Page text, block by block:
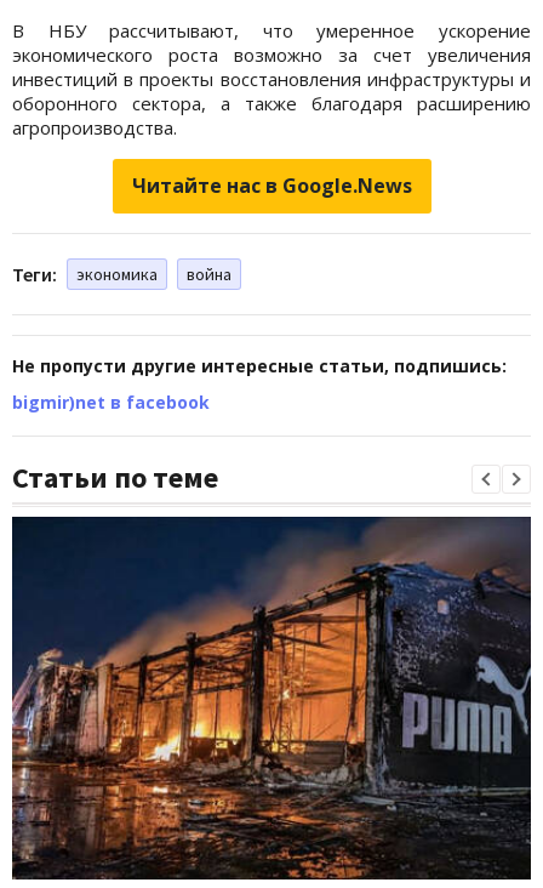
В НБУ рассчитывают, что умеренное ускорение
экономического роста возможно за счет увеличения
инвестиций в проекты восстановления инфраструктуры и
оборонного сектора, а также благодаря расширению
агропроизводства.
Читайте нас в Google.News
Теги: экономика война
Не пропусти другие интересные статьи, подпишись:
bigmir)net в facebook
Статьи по теме